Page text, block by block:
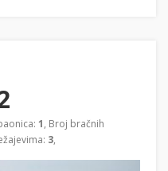
1, Broj bračnih
3,